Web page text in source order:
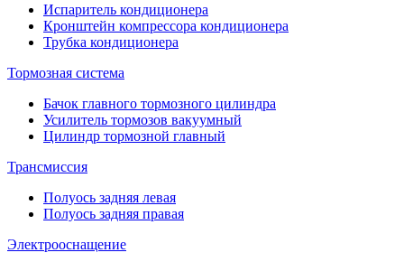
Испаритель кондиционера
Кронштейн компрессора кондиционера
Трубка кондиционера
Тормозная система
Бачок главного тормозного цилиндра
Усилитель тормозов вакуумный
Цилиндр тормозной главный
Трансмиссия
Полуось задняя левая
Полуось задняя правая
Электрооснащение